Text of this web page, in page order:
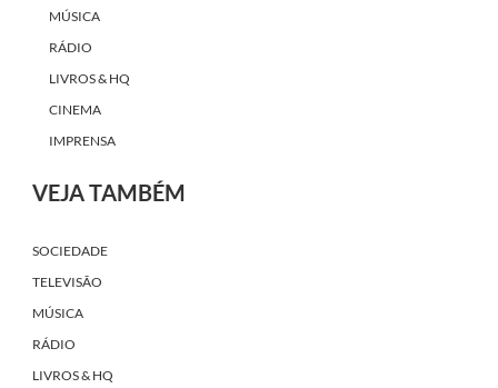
MÚSICA
RÁDIO
LIVROS & HQ
CINEMA
IMPRENSA
VEJA TAMBÉM
SOCIEDADE
TELEVISÃO
MÚSICA
RÁDIO
LIVROS & HQ